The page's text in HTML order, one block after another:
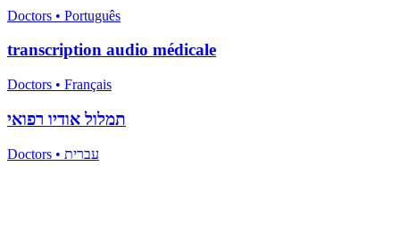
Doctors • Português
transcription audio médicale
Doctors • Français
תמלול אודיו רפואי
Doctors • עברית